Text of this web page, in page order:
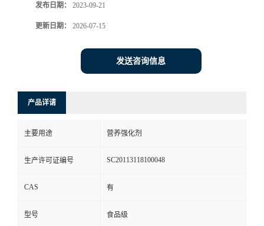
发布日期： 2023-09-21
更新日期： 2026-07-15
发送咨询信息
产品详请
主要用途 营养强化剂
生产许可证编号 SC20113118100048
CAS 有
型号 食品级